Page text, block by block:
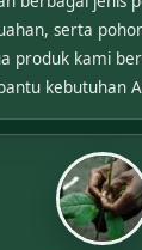
serta
produk kami
kebutuhan